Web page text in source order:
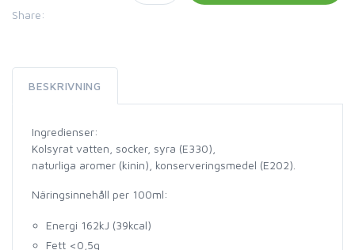
Share:
BESKRIVNING
Ingredienser:
Kolsyrat vatten, socker, syra (E330),
naturliga aromer (kinin), konserveringsmedel (E202).
Näringsinnehåll per 100ml:
Energi 162kJ (39kcal)
Fett <0,5g